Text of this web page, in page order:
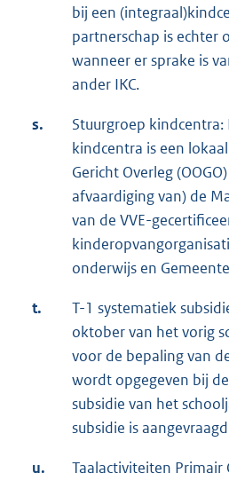
bij een
partnerschap is echter
wanneer er sprake is
ander IKC.
s.
Stuurgroep kindcentra:
kindcentra is een
Gericht Overleg
afvaardiging van) de
van de VVE-
onderwijs en
t.
T-1 systematiek
oktober van het vorig
voor de bepaling van
wordt opgegeven bij
subsidie van het
subsidie is
u.
Taalactiviteiten Primair